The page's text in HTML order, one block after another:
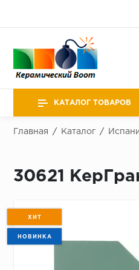
КАТАЛОГ ТОВАРОВ
Главная / Каталог /
30621
ХИТ
НОВИНКА